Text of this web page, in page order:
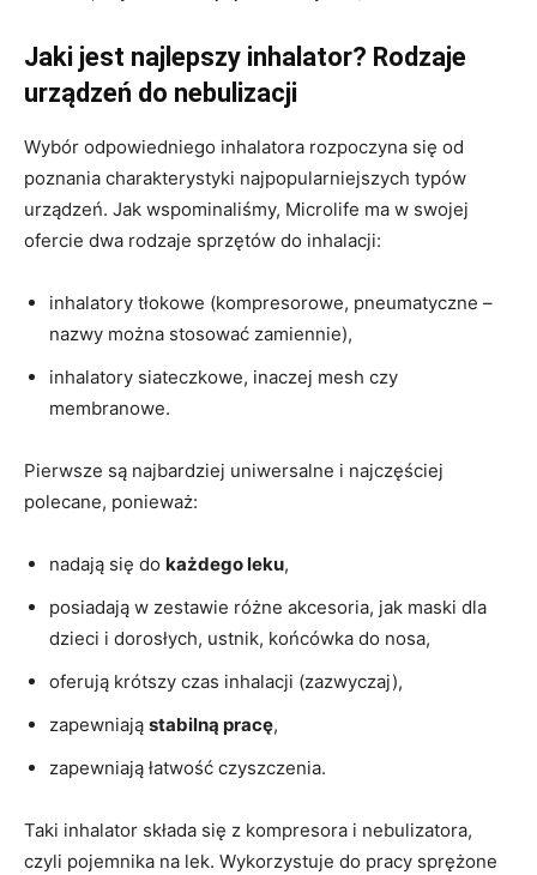
Jaki jest najlepszy inhalator? Rodzaje
urządzeń do nebulizacji
Wybór odpowiedniego inhalatora rozpoczyna się od
poznania charakterystyki najpopularniejszych typów
urządzeń. Jak wspominaliśmy, Microlife ma w swojej
ofercie dwa rodzaje sprzętów do inhalacji:
inhalatory tłokowe (kompresorowe, pneumatyczne –
nazwy można stosować zamiennie),
inhalatory siateczkowe, inaczej mesh czy
membranowe.
Pierwsze są najbardziej uniwersalne i najczęściej
polecane, ponieważ:
nadają się do każdego leku,
posiadają w zestawie różne akcesoria, jak maski dla
dzieci i dorosłych, ustnik, końcówka do nosa,
oferują krótszy czas inhalacji (zazwyczaj),
zapewniają stabilną pracę,
zapewniają łatwość czyszczenia.
Taki inhalator składa się z kompresora i nebulizatora,
czyli pojemnika na lek. Wykorzystuje do pracy sprężone